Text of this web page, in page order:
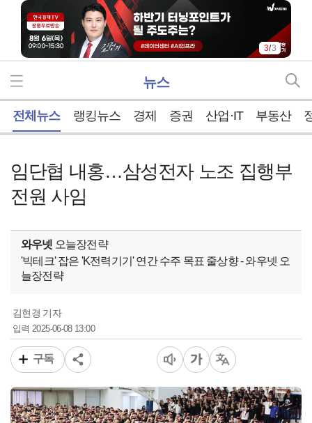
1/3
뉴스
전체뉴스 랭킹뉴스 경제 증권 산업·IT 부동산
임단협 내홍…삼성전자 노조 집행부
전원 사임
와우넷 오늘장전략
'빅테크' 잡은 'K전력기기' 연간 수주 목표 줄상향 - 와우넷 오
늘장전략
김현경 기자
입력 2025-06-08 13:00
구독